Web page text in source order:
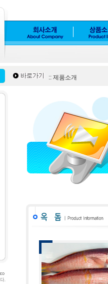
:: 제품소개